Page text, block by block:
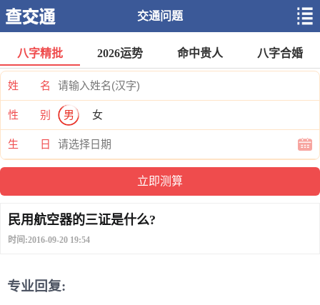
交通问题
八字精批 2026运势 命中贵人 八字合婚
姓 名
性 别 男 女
生 日
民用航空器的三证是什么?
时间:2016-09-20 19:54
专业回复: